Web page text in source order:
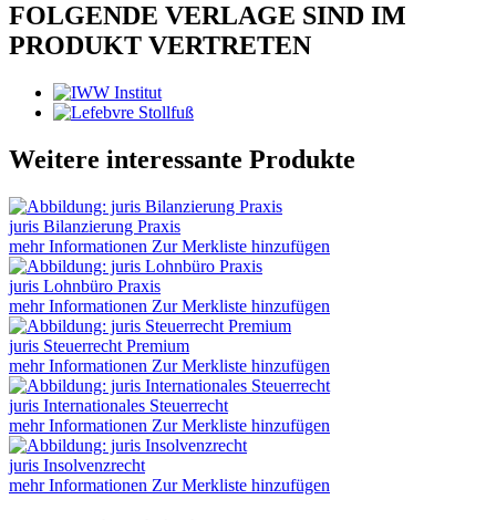
FOLGENDE VERLAGE SIND IM
PRODUKT VERTRETEN
Weitere interessante Produkte
juris Bilanzierung Praxis
mehr Informationen Zur Merkliste hinzufügen
juris Lohnbüro Praxis
mehr Informationen Zur Merkliste hinzufügen
juris Steuerrecht Premium
mehr Informationen Zur Merkliste hinzufügen
juris Internationales Steuerrecht
mehr Informationen Zur Merkliste hinzufügen
juris Insolvenzrecht
mehr Informationen Zur Merkliste hinzufügen